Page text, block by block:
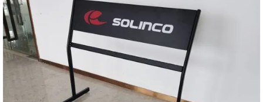
PRIVACY
POLICY